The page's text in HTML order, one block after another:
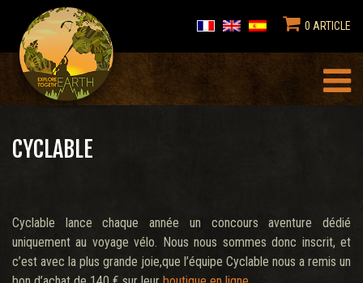
0 ARTICLE
CYCLABLE
Cyclable lance chaque année un concours aventure dédié
uniquement au voyage vélo. Nous nous sommes donc inscrit, et
c’est avec la plus grande joie,que l’équipe Cyclable nous a remis un